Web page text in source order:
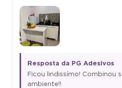
Resposta da PG Adesivos
Ficou lindissímo! Combinou
ambiente!!